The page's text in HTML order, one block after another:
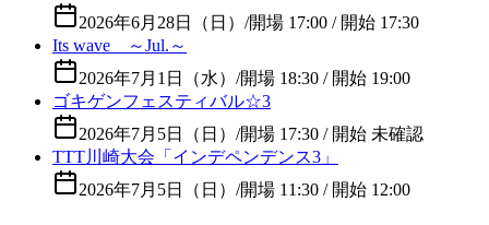
2026年6月28日（日） /開場 17:00 / 開始 17:30
Its wave ～Jul.～
2026年7月1日（水） /開場 18:30 / 開始 19:00
ゴキゲンフェスティバル☆3
2026年7月5日（日） /開場 17:30 / 開始 未確認
TTT川崎大会「インデペンデンス3」
2026年7月5日（日） /開場 11:30 / 開始 12:00